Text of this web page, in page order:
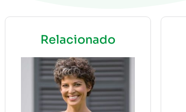
Relacionado